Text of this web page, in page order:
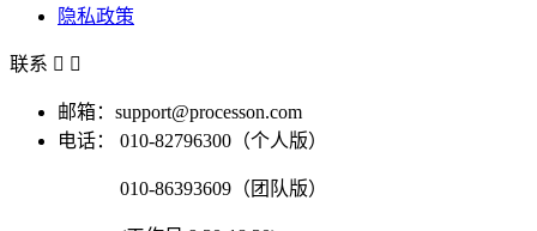
隐私政策
联系  
邮箱：support@processon.com
电话：
010-82796300（个人版）
010-86393609（团队版）